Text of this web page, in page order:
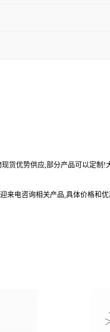
货优势供应,部分产品可以定制
来电咨询相关产品,具体价格和